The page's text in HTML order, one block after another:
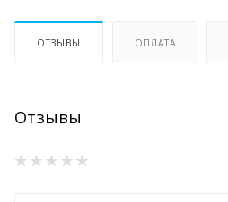
ОТЗЫВЫ ОПЛАТА
Отзывы